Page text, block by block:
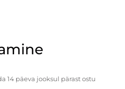
14 päeva jooksul pärast ostu